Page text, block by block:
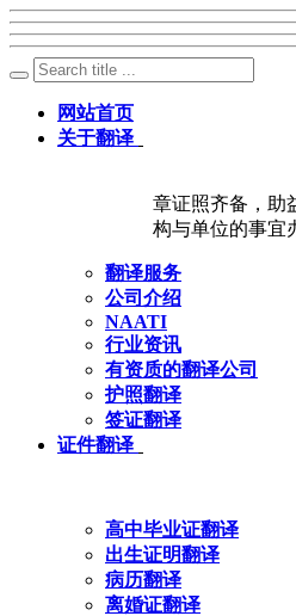
网站首页
关于翻译
章证照齐备，助
构与单位的事宜
翻译服务
公司介绍
NAATI
行业资讯
有资质的翻译公司
护照翻译
签证翻译
证件翻译
高中毕业证翻译
出生证明翻译
病历翻译
离婚证翻译